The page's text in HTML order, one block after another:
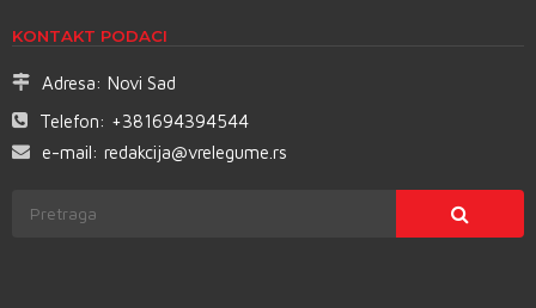
KONTAKT PODACI
Adresa: Novi Sad
Telefon: +381694394544
e-mail: redakcija@vrelegume.rs